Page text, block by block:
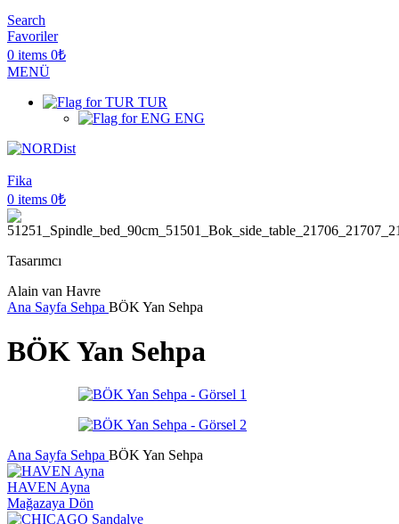
Search
Favoriler
0 items 0₺
MENÜ
TUR
ENG
Fika
0 items 0₺
Tasarımcı
Alain van Havre
Ana Sayfa Sehpa BÖK Yan Sehpa
BÖK Yan Sehpa
Ana Sayfa Sehpa BÖK Yan Sehpa
HAVEN Ayna
Mağazaya Dön